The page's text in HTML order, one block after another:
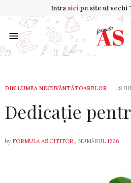
Intra aicipe site ul vechi
DIN LUMEA NECUVÂNTĂTOARELOR 18
Dedicație
by FORMULA AS CITITOR , NUMĂRUL 1626